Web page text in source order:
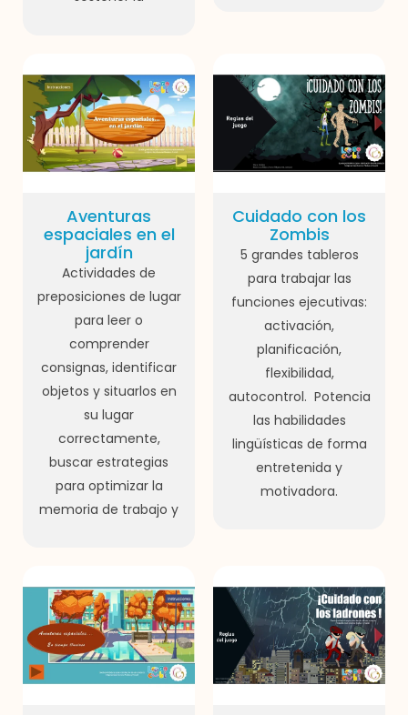
Aventuras
espaciales en el
jardín
Actividades de
preposiciones de lugar
para leer o
comprender
consignas, identificar
objetos y situarlos en
su lugar
correctamente,
buscar estrategias
para optimizar la
memoria de trabajo y
Cuidado con los
Zombis
5 grandes tableros
para trabajar las
funciones ejecutivas:
activación,
planificación,
flexibilidad,
autocontrol. Potencia
las habilidades
lingüísticas de forma
entretenida y
motivadora.